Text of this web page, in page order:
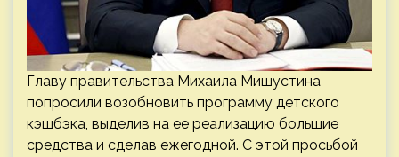
Главу правительства Михаила Мишустина
попросили возобновить программу детского
кэшбэка, выделив на ее реализацию большие
средства и сделав ежегодной. С этой просьбой